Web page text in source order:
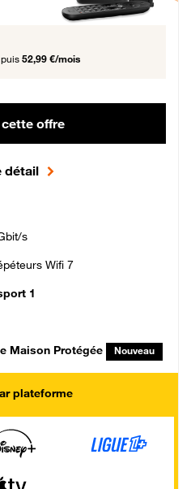
52,99 €/mois
offre
détail
s
Wifi 7
1
Maison Protégée Nouveau
plateforme